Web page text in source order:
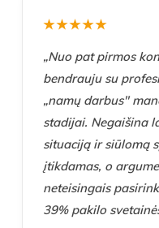
★★★★★
„Nuo pat pirmos
bendrauju su
„namų darbus"
stadijai. Negaišina
situaciją ir siūlomą
įtikdamas, o
neteisingais
39% pakilo